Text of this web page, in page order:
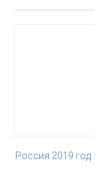
Россия 2019